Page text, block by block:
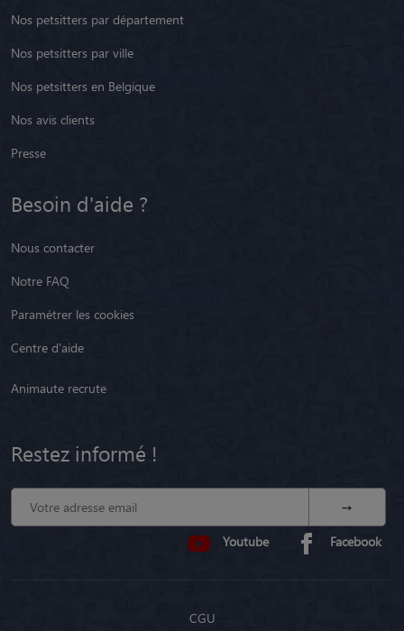
Nos petsitters par département
Nos petsitters par ville
Nos petsitters en Belgique
Nos avis clients
Presse
Besoin d'aide ?
Nous contacter
Notre FAQ
Paramétrer les cookies
Centre d'aide
Animaute recrute
Restez informé !
Youtube Facebook
CGU